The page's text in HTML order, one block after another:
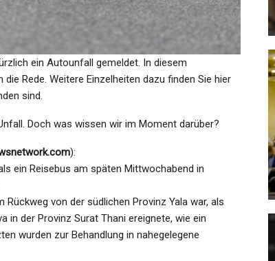
ein Autounfall gemeldet. In diesem
Rede. Weitere Einzelheiten dazu finden Sie hier
sind.
Doch was wissen wir im Moment darüber?
):
ein Reisebus am späten Mittwochabend in
von der südlichen Provinz Yala war, als
in der Provinz Surat Thani ereignete, wie ein
wurden zur Behandlung in nahegelegene
Admin Feb 15, 2024
Trainer Bei Manchester United…